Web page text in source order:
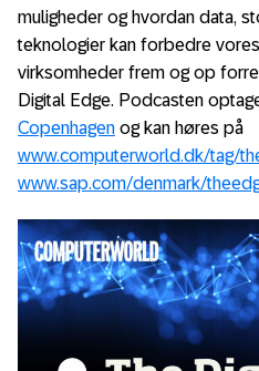
muligheder og hvordan data,
teknologier kan forbedre
virksomheder frem og op
Digital Edge. Podcasten
Copenhagen og kan høres på
www.computerworld.dk/tag/
www.sap.com/denmark/